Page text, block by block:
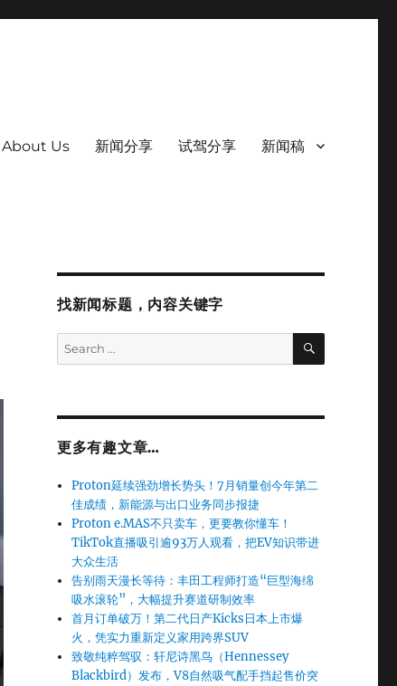
About Us 新闻分享 试驾分享 新闻稿
找新闻标题，内容关键字
Search
for:
SEARCH
更多有趣文章…
Proton延续强劲增长势头！7月销量创今年第二
佳成绩，新能源与出口业务同步报捷
Proton e.MAS不只卖车，更要教你懂车！
TikTok直播吸引逾93万人观看，把EV知识带进
大众生活
告别雨天漫长等待：丰田工程师打造“巨型海绵
吸水滚轮”，大幅提升赛道研制效率
首月订单破万！第二代日产Kicks日本上市爆
火，凭实力重新定义家用跨界SUV
致敬纯粹驾驭：轩尼诗黑鸟（Hennessey
Blackbird）发布，V8自然吸气配手挡起售价突